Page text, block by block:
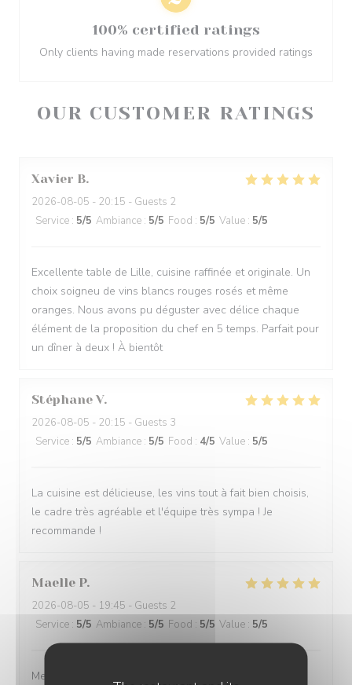
OUR CUSTOMER RATINGS
Xavier B
2026-08-05 - 20:15 - Guests 2
Service : 5/5 Ambiance : 5/5 Food : 5/5 Value : 5/5
Excellente table de Lille, cuisine raffinée et originale. Un
choix soigneu de vins blancs rouges rosés et même
oranges. Nous avons pu déguster avec délice chaque
élément de la proposition du chef en 5 temps. Parfait pour
un dîner à deux ! À bientôt
Stéphane V
2026-08-05 - 20:15 - Guests 3
Service : 5/5 Ambiance : 5/5 Food : 4/5 Value : 5/5
La cuisine est délicieuse, les vins tout à fait bien choisis,
le cadre très agréable et l'équipe très sympa ! Je
recommande !
Maelle P
2026-08-05 - 19:45 - Guests 2
Service : 5/5 Ambiance : 5/5 Food : 5/5 Value : 5/5
Menus variés, changeant en fonction des saisons et
100% certified ratings
Only clients having made reservations provided ratings